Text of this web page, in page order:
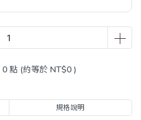
0 點 (約等於 NT$0 )
規格說明